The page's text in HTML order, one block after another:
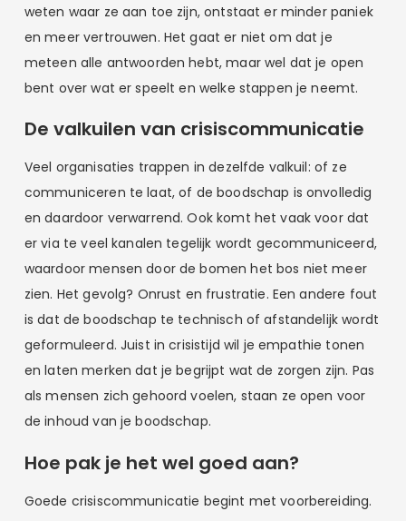
weten waar ze aan toe zijn, ontstaat er minder paniek
en meer vertrouwen. Het gaat er niet om dat je
meteen alle antwoorden hebt, maar wel dat je open
bent over wat er speelt en welke stappen je neemt.
De valkuilen van crisiscommunicatie
Veel organisaties trappen in dezelfde valkuil: of ze
communiceren te laat, of de boodschap is onvolledig
en daardoor verwarrend. Ook komt het vaak voor dat
er via te veel kanalen tegelijk wordt gecommuniceerd,
waardoor mensen door de bomen het bos niet meer
zien. Het gevolg? Onrust en frustratie. Een andere fout
is dat de boodschap te technisch of afstandelijk wordt
geformuleerd. Juist in crisistijd wil je empathie tonen
en laten merken dat je begrijpt wat de zorgen zijn. Pas
als mensen zich gehoord voelen, staan ze open voor
de inhoud van je boodschap.
Hoe pak je het wel goed aan?
Goede crisiscommunicatie begint met voorbereiding.